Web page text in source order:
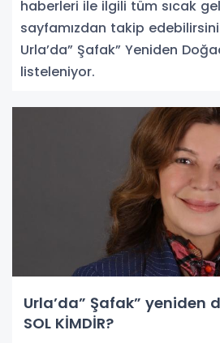
haberleri ile ilgili tüm sıcak
sayfamızdan takip
Urla’da” Şafak” Yeniden
listeleniyor.
Urla’da” Şafak” yeniden
SOL KİMDİR?